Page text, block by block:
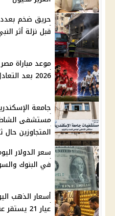
حريق ضخم بعدد
قبل نزلة أثر
موعد مباراة
2026 بعد التعادل مع بلجيكا
جامعة
مستشفى
المتجاوزين حال
سعر الدولار
في البنوك
عيار 21 يستقر عند 6265 جنيهًا